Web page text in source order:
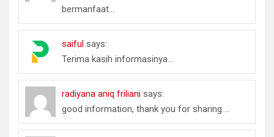
bermanfaat...
saiful says:
Terima kasih informasinya...
radiyana aniq friliani says:
good information, thank you for sharing ...